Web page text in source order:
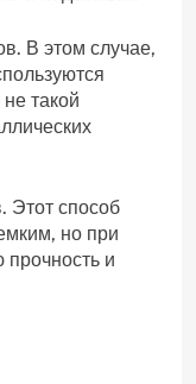
В этом случае,
такой
Этот способ
но при
прочность и